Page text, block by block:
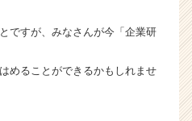
ですが、みなさんが今「企業研
めることができるかもしれませ